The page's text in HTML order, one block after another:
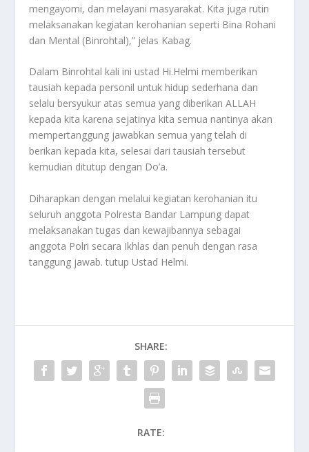
mengayomi, dan melayani masyarakat. Kita juga rutin
melaksanakan kegiatan kerohanian seperti Bina Rohani
dan Mental (Binrohtal),” jelas Kabag.
Dalam Binrohtal kali ini ustad Hi.Helmi memberikan
tausiah kepada personil untuk hidup sederhana dan
selalu bersyukur atas semua yang diberikan ALLAH
kepada kita karena sejatinya kita semua nantinya akan
mempertanggung jawabkan semua yang telah di
berikan kepada kita, selesai dari tausiah tersebut
kemudian ditutup dengan Do’a.
Diharapkan dengan melalui kegiatan kerohanian itu
seluruh anggota Polresta Bandar Lampung dapat
melaksanakan tugas dan kewajibannya sebagai
anggota Polri secara Ikhlas dan penuh dengan rasa
tanggung jawab. tutup Ustad Helmi.
SHARE:
RATE: